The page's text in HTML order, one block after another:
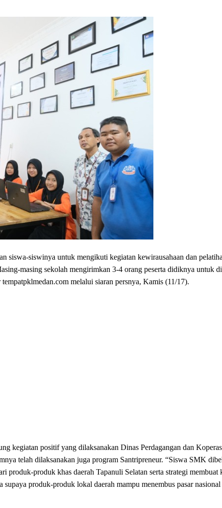
siswa-siswinya untuk mengikuti kegiatan kewirausahaan dan
masing sekolah mengirimkan 3-4 orang peserta didiknya untuk
melalui siaran persnya, Kamis (11/17).
kegiatan positif yang dilaksanakan Dinas Perdagangan dan
telah dilaksanakan juga program Santripreneur. “Siswa SMK
produk-produk khas daerah Tapanuli Selatan serta strategi
supaya produk-produk lokal daerah mampu menembus pasar